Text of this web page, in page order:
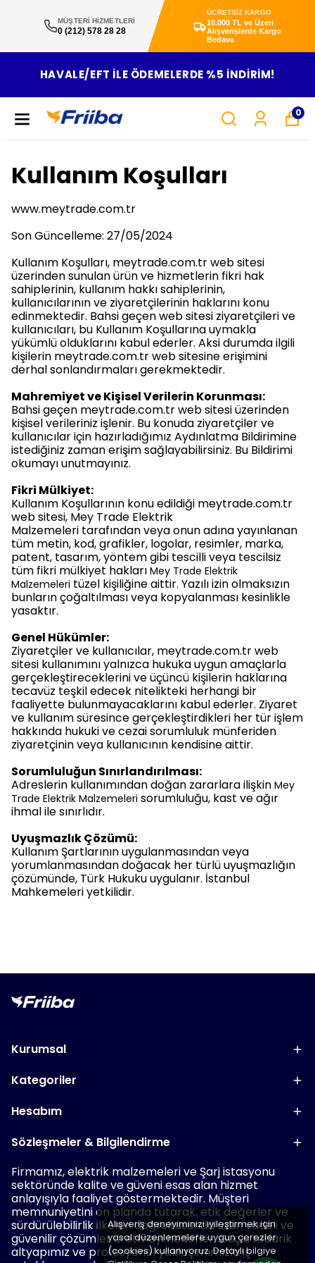
MÜŞTERİ HİZMETLERİ
0 (212) 578 28 28
ÜCRETSİZ KARGO
10.000 TL ve Üzeri
Alışverişlerde Kargo
Bedava
HAVALE/EFT ILE ÖDEMELERDE %5 INDIRIM!
0
Alışveriş deneyiminizi iyileştirmek için
yasal düzenlemelere uygun çerezler
(cookies) kullanıyoruz. Detaylı bilgiye
Kullanım Koşulları
www.meytrade.com.tr
Son Güncelleme: 27/05/2024
Kullanım Koşulları, meytrade.com.tr web sitesi
üzerinden sunulan ürün ve hizmetlerin fikri hak
sahiplerinin, kullanım hakkı sahiplerinin,
kullanıcılarının ve ziyaretçilerinin haklarını konu
edinmektedir. Bahsi geçen web sitesi ziyaretçileri ve
kullanıcıları, bu Kullanım Koşullarına uymakla
yükümlü olduklarını kabul ederler. Aksi durumda ilgili
kişilerin meytrade.com.tr web sitesine erişimini
derhal sonlandırmaları gerekmektedir.
Mahremiyet ve Kişisel Verilerin Korunması:
Bahsi geçen meytrade.com.tr web sitesi üzerinden
kişisel verileriniz işlenir. Bu konuda ziyaretçiler ve
kullanıcılar için hazırladığımız Aydınlatma Bildirimine
istediğiniz zaman erişim sağlayabilirsiniz. Bu Bildirimi
okumayı unutmayınız.
Fikri Mülkiyet:
Kullanım Koşullarının konu edildiği meytrade.com.tr
web sitesi, Mey Trade Elektrik
Malzemeleri tarafından veya onun adına yayınlanan
tüm metin, kod, grafikler, logolar, resimler, marka,
patent, tasarım, yöntem gibi tescilli veya tescilsiz
tüm fikri mülkiyet hakları Mey Trade Elektrik
Malzemeleri tüzel kişiliğine aittir. Yazılı izin olmaksızın
bunların çoğaltılması veya kopyalanması kesinlikle
yasaktır.
Genel Hükümler:
Ziyaretçiler ve kullanıcılar, meytrade.com.tr web
sitesi kullanımını yalnızca hukuka uygun amaçlarla
gerçekleştireceklerini ve üçüncü kişilerin haklarına
tecavüz teşkil edecek nitelikteki herhangi bir
faaliyette bulunmayacaklarını kabul ederler. Ziyaret
ve kullanım süresince gerçekleştirdikleri her tür işlem
hakkında hukuki ve cezai sorumluluk münferiden
ziyaretçinin veya kullanıcının kendisine aittir.
Sorumluluğun Sınırlandırılması:
Adreslerin kullanımından doğan zararlara ilişkin Mey
Trade Elektrik Malzemeleri sorumluluğu, kast ve ağır
ihmal ile sınırlıdır.
Uyuşmazlık Çözümü:
Kullanım Şartlarının uygulanmasından veya
yorumlanmasından doğacak her türlü uyuşmazlığın
çözümünde, Türk Hukuku uygulanır. İstanbul
Mahkemeleri yetkilidir.
Kurumsal
Kategoriler
Hesabım
Sözleşmeler & Bilgilendirme
Firmamız, elektrik malzemeleri ve Şarj istasyonu
sektöründe kalite ve güveni esas alan hizmet
anlayışıyla faaliyet göstermektedir. Müşteri
memnuniyetini ön planda tutarak, etik değerler ve
sürdürülebilirlik ilkeleri doğrultusunda uzun vadeli ve
güvenilir çözümler üretmeyi hedefler. Güçlü tedarik
altyapımız ve profesyonel yaklaşımımızla iş